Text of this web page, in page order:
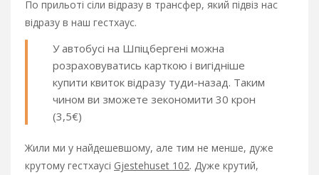
По прильоті сіли відразу в трансфер, який підвіз нас
відразу в наш гестхаус.
У автобусі на Шпіцбергені можна
розраховуватись карткою і вигідніше
купити квиток відразу туди-назад. Таким
чином ви зможете зекономити 30 крон
(3,5€)
Жили ми у найдешевшому, але тим не менше, дуже
крутому гестхаусі Gjestehuset 102. Дуже крутий,